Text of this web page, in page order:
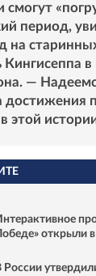
смогут
период,
на
Кингисеппа
—
достижения
этой
открыли
России